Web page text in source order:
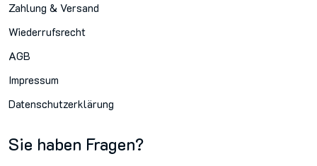
Zahlung & Versand
Wiederrufsrecht
AGB
Impressum
Datenschutzerklärung
Sie haben Fragen?